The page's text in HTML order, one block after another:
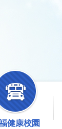
健康校園